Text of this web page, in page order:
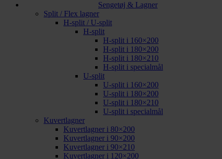
Sengetøj & Lagner
Split / Flex lagner
H-split / U-split
H-split
H-split i 160×200
H-split i 180×200
H-split i 180×210
H-split i specialmål
U-split
U-split i 160×200
U-split i 180×200
U-split i 180×210
U-split i specialmål
Kuvertlagner
Kuvertlagner i 80×200
Kuvertlagner i 90×200
Kuvertlagner i 90×210
Kuvertlagner i 120×200